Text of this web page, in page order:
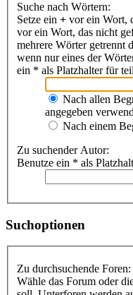
Suche nach Wörtern:
Setze ein + vor ein Wort,
vor ein Wort, das nicht
mehrere Wörter getrennt
wenn nur eines der
ein * als Platzhalter für
Nach allen
angegeben
Nach einem
Zu suchender Autor:
Benutze ein * als
Suchoptionen
Zu durchsuchende Foren:
Wähle das Forum oder